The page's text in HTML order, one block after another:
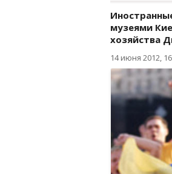
музеями
хозяйства
14 июня 2012,